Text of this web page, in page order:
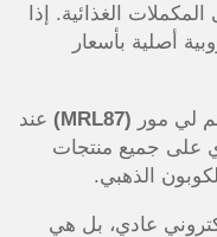
الغذائية. إذا
أصلية بأسعار
لي مور (MRL87)
عند
على خصم 10% فوري على جميع منتجات
الذهبي.
عادي، بل هي